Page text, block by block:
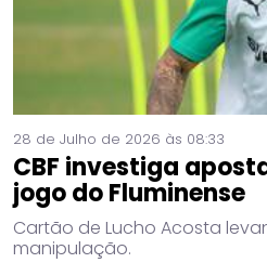
28 de Julho de 2026 às 08:33
CBF investiga
jogo do Fluminense
Cartão de Lucho Acosta
manipulação.